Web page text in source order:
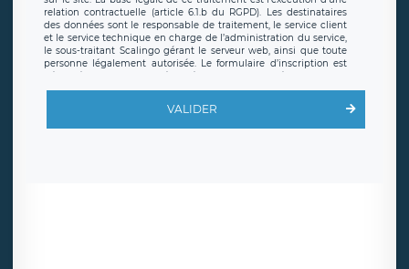
relation contractuelle (article 6.1.b du RGPD). Les destinataires
des données sont le responsable de traitement, le service client
et le service technique en charge de l’administration du service,
le sous-traitant Scalingo gérant le serveur web, ainsi que toute
personne légalement autorisée. Le formulaire d’inscription est
offrant desclauses de protection conformes au RGPD. Les
en sollicite la suppression, étant entendu que vous pouvez
demander la suppression de vos données et retirer votre
VALIDER